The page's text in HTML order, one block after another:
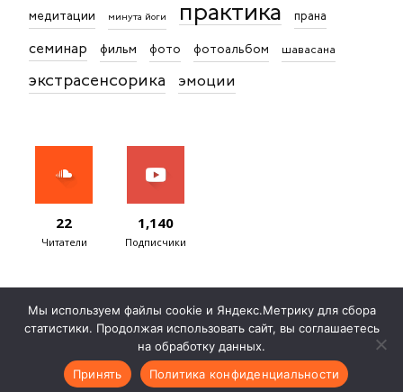
медитации минута йоги практика прана
семинар фильм фото фотоальбом шавасана
экстрасенсорика эмоции
22
Читатели
1,140
Подписчики
Записаться на консультацию
Договор публичной оферты
Согласие на обработку ПД
Политика обработки ПД Контакты
© Сурья дас, 2012 — 2026 Все права защищены. Создано с ♥
Мы используем файлы cookie и Яндекс.Метрику для сбора
статистики. Продолжая использовать сайт, вы соглашаетесь
на обработку данных.
Принять
Политика конфиденциальности